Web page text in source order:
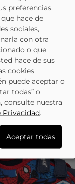
preferencias.
hace de
sociales,
con otra
o que
hace de sus
cookies
puede aceptar o
todas” o
consulte nuestra
Privacidad.
Aceptar todas